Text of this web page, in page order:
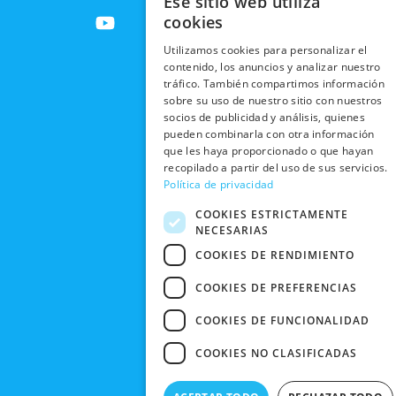
t
w
m
u
t
RESPONSABILIDAD
SOCIAL
TRABAJA
CON
NOSOTROS
NUESTRAS
BLACK
FRIDAY
CONTACTO
ENVÍOS
RECOGIDA
EN TIENDA
DEVOLUCIONES
Y CAMBIOS
CANCELAR
PEDIDO
POLÍTICA DE
PRIVACIDAD
CONDICIONES
DE COMPRA
cookies
Utilizamos cookies para personalizar el
contenido, los anuncios y analizar nuestro
tráfico. También compartimos información
sobre su uso de nuestro sitio con nuestros
socios de publicidad y análisis, quienes
pueden combinarla con otra información
que les haya proporcionado o que hayan
recopilado a partir del uso de sus servicios.
Política de privacidad
COOKIES ESTRICTAMENTE
NECESARIAS
COOKIES DE RENDIMIENTO
COOKIES DE PREFERENCIAS
COOKIES DE FUNCIONALIDAD
COOKIES NO CLASIFICADAS